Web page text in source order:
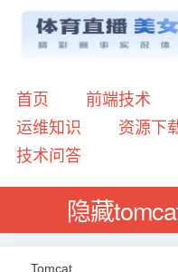
首页 前端技术
运维知识
资源下
技术问答
隐藏
Tomcat